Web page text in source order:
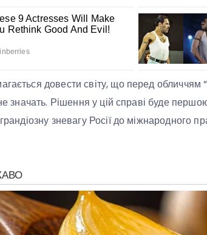
довести світу, що перед обличчям
значать. Рішення у цій справі буде
грандіозну зневагу Росії до